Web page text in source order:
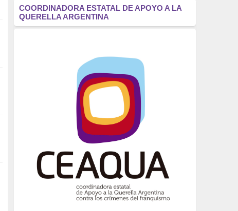
Eventos
(914)
Crímenes del franquismo
(721)
(699)
(607)
neofranquismo
(567)
Justicia Universal
Derechos Humanos
(522)
Nacionalcatolicismo
(514)
COORDINADORA ESTATAL DE APOYO A LA
QUERELLA ARGENTINA